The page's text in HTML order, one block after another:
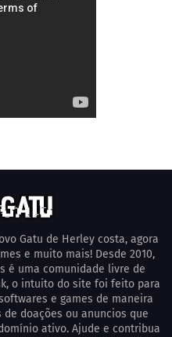
Gatu de Herley costa, agora
e muito mais! Desde 2010,
é uma comunidade livre de
o intuito do site foi feito para
e games de maneira
doações ou anuncios que
ativo. Ajude e contribua